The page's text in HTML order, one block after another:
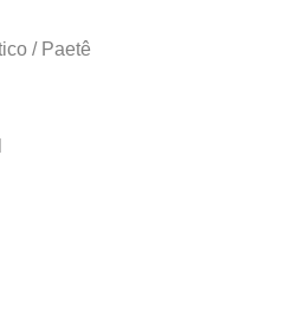
/ Paetê